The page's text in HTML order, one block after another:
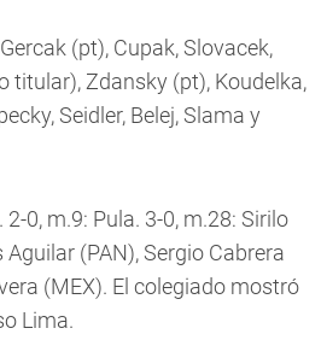
(pt), Cupak, Slovacek,
titular), Zdansky (pt), Koudelka,
Seidler, Belej, Slama y
2-0, m.9: Pula. 3-0, m.28: Sirilo
(PAN), Sergio Cabrera
(MEX). El colegiado mostró
Lima.